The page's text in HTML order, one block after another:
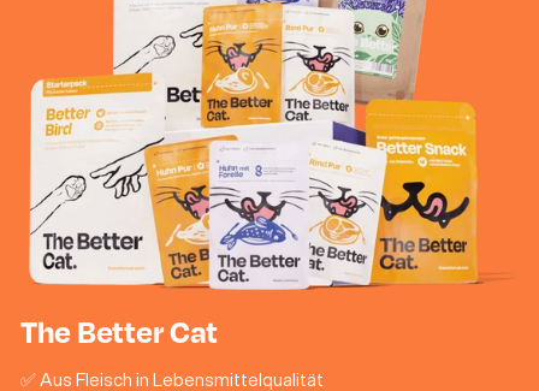
The Better Cat
✅ Aus Fleisch in Lebensmittelqualität